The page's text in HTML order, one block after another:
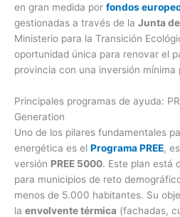
en gran medida por fondos
gestionadas a través de la Junta
Ministerio para la Transición
oportunidad única para renovar el
provincia con una inversión mínima
Principales programas de ayuda:
Generation
Uno de los pilares fundamentales
energética es el Programa PREE,
versión PREE 5000. Este plan está
para municipios de reto
menos de 5.000 habitantes. Su
la envolvente térmica (fachadas,